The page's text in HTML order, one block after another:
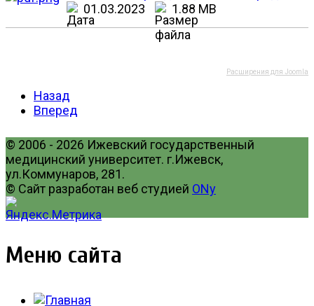
01.03.2023
1.88 MB
Расширения для Joomla
Назад
Вперед
© 2006 - 2026 Ижевский государственный
медицинский университет. г.Ижевск,
ул.Коммунаров, 281.
© Сайт разработан веб студией ONy
Меню сайта